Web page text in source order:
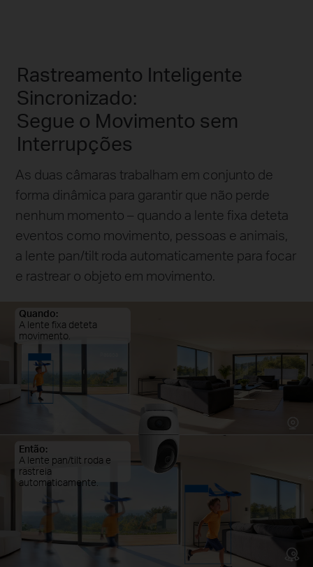
Rastreamento Inteligente
Sincronizado:
Segue o Movimento sem
Interrupções
As duas câmaras trabalham em conjunto de
forma dinâmica para garantir que não perde
nenhum momento – quando a lente fixa deteta
eventos como movimento, pessoas e animais,
a lente pan/tilt roda automaticamente para focar
e rastrear o objeto em movimento.
Quando:
A lente fixa deteta
movimento.
Então:
A lente pan/tilt roda e
rastreia
automaticamente.